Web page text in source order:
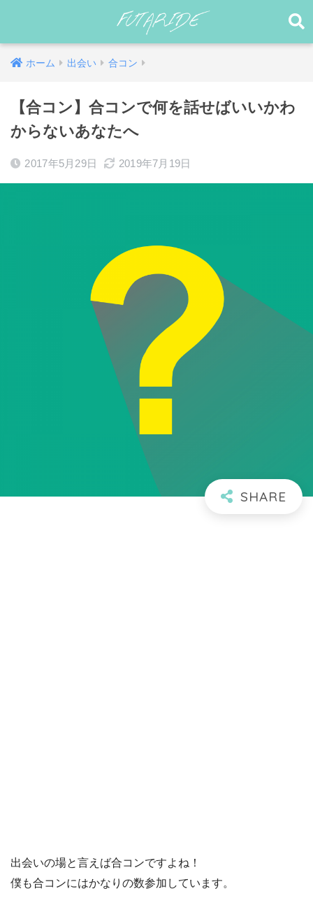
ホーム 出会い 合コン
【合コン】合コンで何を話せばいいかわ
からないあなたへ
2017年5月29日 2019年7月19日
出会いの場と言えば合コンですよね！
僕も合コンにはかなりの数参加しています。